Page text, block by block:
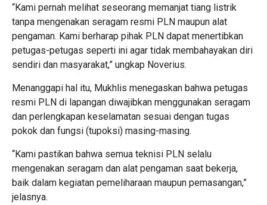
“Kami pernah melihat seseorang memanjat tiang listrik
tanpa mengenakan seragam resmi PLN maupun alat
pengaman. Kami berharap pihak PLN dapat menertibkan
petugas-petugas seperti ini agar tidak membahayakan diri
sendiri dan masyarakat,” ungkap Noverius.
Menanggapi hal itu, Mukhlis menegaskan bahwa petugas
resmi PLN di lapangan diwajibkan menggunakan seragam
dan perlengkapan keselamatan sesuai dengan tugas
pokok dan fungsi (tupoksi) masing-masing.
“Kami pastikan bahwa semua teknisi PLN selalu
mengenakan seragam dan alat pengaman saat bekerja,
baik dalam kegiatan pemeliharaan maupun pemasangan,”
jelasnya.